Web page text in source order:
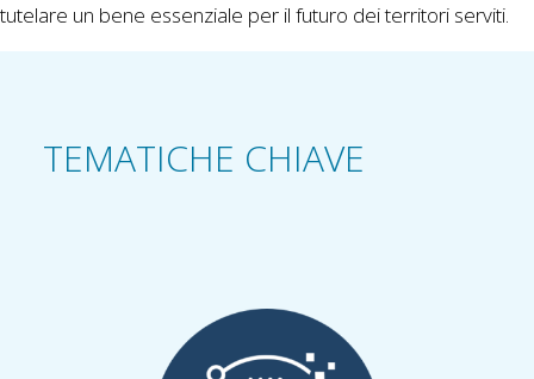
tutelare un bene essenziale per il futuro dei territori serviti.
TEMATICHE CHIAVE